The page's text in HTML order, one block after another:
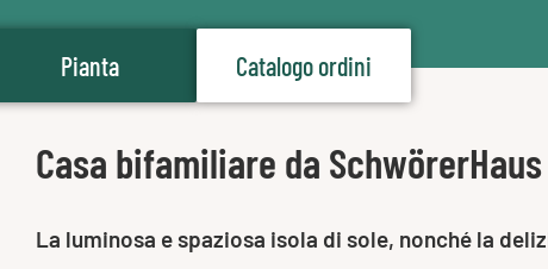
Pianta Catalogo ordini
Casa bifamiliare da SchwörerHaus
La luminosa e spaziosa isola di sole, nonché la